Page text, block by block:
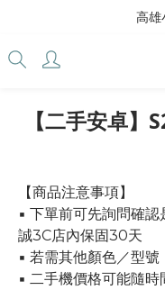
高雄
【二手安卓
【商品注意事項】
▪ 下單前可先詢問確
誠3C店內保固30天
▪ 若需其他顏色／型號
▪ 二手機價格可能隨